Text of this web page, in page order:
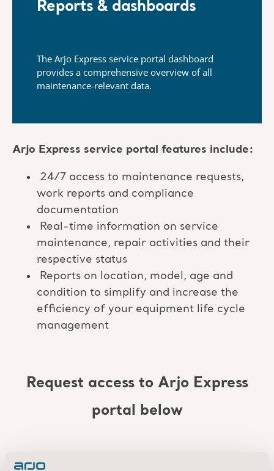
Reports & dashboards
The Arjo Express service portal dashboard
provides a comprehensive overview of all
maintenance-relevant data.
Arjo Express service portal features include:
24/7 access to maintenance requests,
work reports and compliance
documentation
Real-time information on service
maintenance, repair activities and their
respective status
Reports on location, model, age and
condition to simplify and increase the
efficiency of your equipment life cycle
management
Request access to Arjo Express
portal below